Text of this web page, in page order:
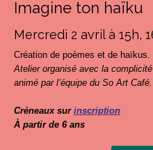
Imagine ton haïku
Mercredi 2 avril à 15h,
Création de poèmes et de haïkus.
Atelier organisé avec la
animé par l’équipe du So Art Café.
Créneaux sur inscription
À partir de 6 ans